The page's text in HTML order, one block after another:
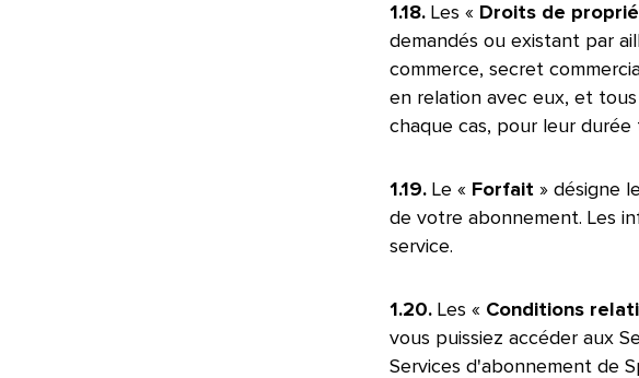
1.18. Les « Droits de
demandés ou existant par
commerce, secret
en relation avec eux, et
chaque cas, pour leur
1.19. Le « Forfait» désigne
de votre abonnement. Les
service.​​
1.20. Les « Conditions
vous puissiez accéder aux
Services d'abonnement de